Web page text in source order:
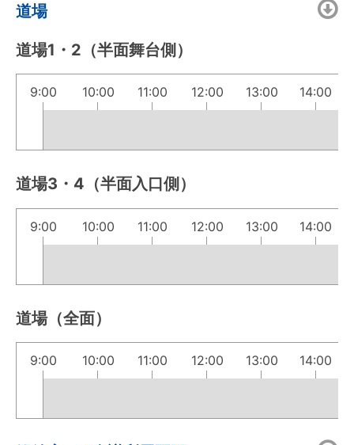
道場
道場1・2（半面舞台側）
9:00 10:00 11:00 12:00 13:00 14:00
道場3・4（半面入口側）
9:00 10:00 11:00 12:00 13:00 14:00
道場（全面）
9:00 10:00 11:00 12:00 13:00 14:00